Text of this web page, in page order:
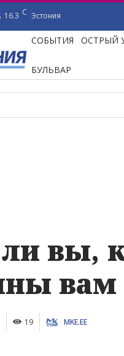
16.3 C Эстония
СОБЫТИЯ ОСТРЫЙ
БУЛЬВАР
вы,
19 MKE.EE